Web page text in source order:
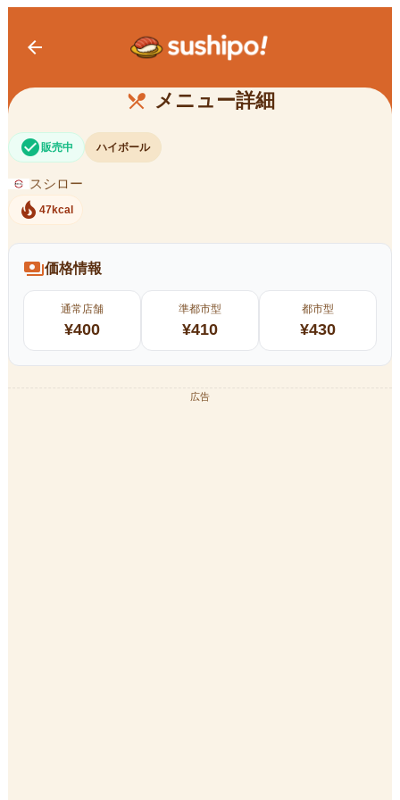
arrow_back
restaurant_menu メニュー詳細
角ハイボール
check_circle 販売中 ハイボール
スシロー
local_fire_department 47kcal
payments価格情報
通常店舗
¥400
準都市型
¥410
都市型
¥430
広告